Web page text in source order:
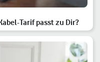
Tarif passt zu Dir?